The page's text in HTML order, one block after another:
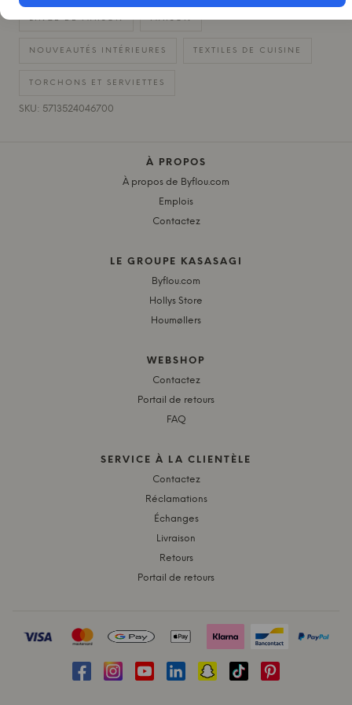
LINGE DE MAISON MAISON
NOUVEAUTÉS INTÉRIEURES TEXTILES DE CUISINE
TORCHONS ET SERVIETTES
SKU: 5713524046700
À PROPOS
À propos de Byflou.com
Emplois
Contactez
LE GROUPE KASASAGI
Byflou.com
Hollys Store
Houmøllers
WEBSHOP
Contactez
Portail de retours
FAQ
SERVICE À LA CLIENTÈLE
Contactez
Réclamations
Échanges
Livraison
Retours
Portail de retours